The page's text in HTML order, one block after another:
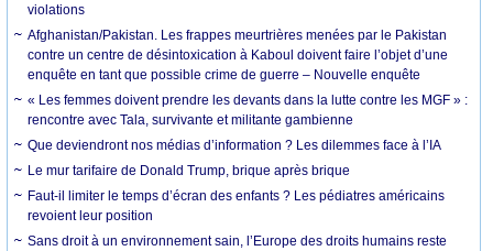
violations
Afghanistan/Pakistan. Les frappes meurtrières menées par le Pakistan
contre un centre de désintoxication à Kaboul doivent faire l’objet d’une
enquête en tant que possible crime de guerre – Nouvelle enquête
« Les femmes doivent prendre les devants dans la lutte contre les MGF » :
rencontre avec Tala, survivante et militante gambienne
Que deviendront nos médias d’information ? Les dilemmes face à l’IA
Le mur tarifaire de Donald Trump, brique après brique
Faut-il limiter le temps d’écran des enfants ? Les pédiatres américains
revoient leur position
Sans droit à un environnement sain, l’Europe des droits humains reste